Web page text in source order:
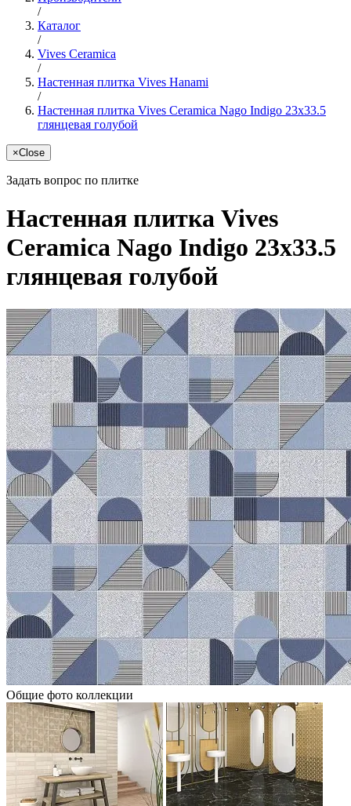
/
Каталог
/
Vives Ceramica
/
Настенная плитка Vives Hanami
/
Настенная плитка Vives Ceramica Nago Indigo 23x33.5
глянцевая голубой
×Close
Задать вопрос по плитке
Настенная плитка Vives
Ceramica Nago Indigo 23x33.5
глянцевая голубой
Общие фото коллекции